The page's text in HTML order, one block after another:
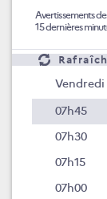
Avertissements
15 dernières
Vendredi
07h45
07h30
07h15
07h00